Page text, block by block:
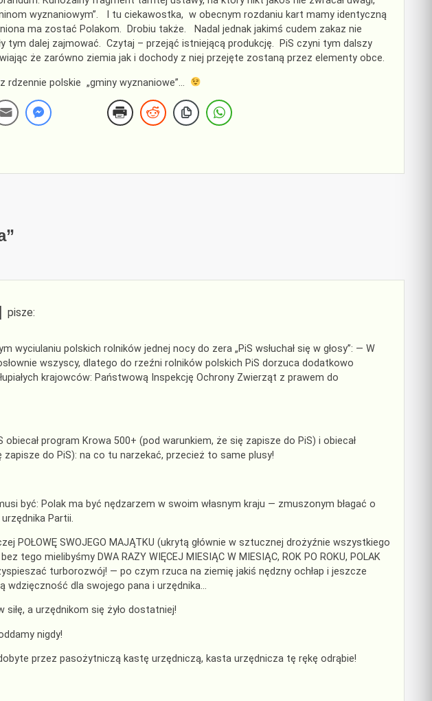
wyznaniowym”. I tu ciekawostka, w obecnym rozdaniu kart mamy identyczną
ma zostać Polakom. Drobiu także. Nadal jednak jakimś cudem zakaz nie
tym dalej zajmować. Czytaj – przejąć istniejącą produkcję. PiS czyni tym dalszy
że zarówno ziemia jak i dochody z niej przejęte zostaną przez elementy obce.
polskie „gminy wyznaniowe”…
”
pisze:
wyciulaniu polskich rolników jednej nocy do zera „PiS wsłuchał się w głosy”: — W
wszyscy, dlatego do rzeźni rolników polskich PiS dorzuca dodatkowo
krajowców: Państwową Inspekcję Ochrony Zwierząt z prawem do
program Krowa 500+ (pod warunkiem, że się zapisze do PiS) i obiecał
do PiS): na co tu narzekać, przecież to same plusy!
być: Polak ma być nędzarzem w swoim własnym kraju — zmuszonym błagać o
Partii.
POŁOWĘ SWOJEGO MAJĄTKU (ukrytą głównie w sztucznej drożyźnie wszystkiego
tego mielibyśmy DWA RAZY WIĘCEJ MIESIĄC W MIESIĄC, ROK PO ROKU, POLAK
turborozwój! — po czym rzuca na ziemię jakiś nędzny ochłap i jeszcze
wdzięczność dla swojego pana i urzędnika…
a urzędnikom się żyło dostatniej!
nigdy!
przez pasożytniczą kastę urzędniczą, kasta urzędnicza tę rękę odrąbie!